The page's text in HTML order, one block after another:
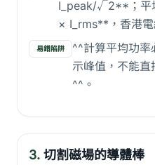
I_peak/√2**；平
× I_rms**，香港
易錯陷阱
^^計算平均功率
示峰值，不能
^^。
3. 切割磁場的導體棒